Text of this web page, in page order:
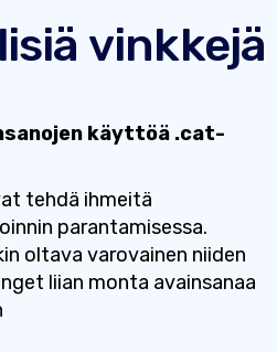
vinkkejä
käyttöä .cat-
tehdä ihmeitä
parantamisessa.
oltava varovainen niiden
liian monta avainsanaa